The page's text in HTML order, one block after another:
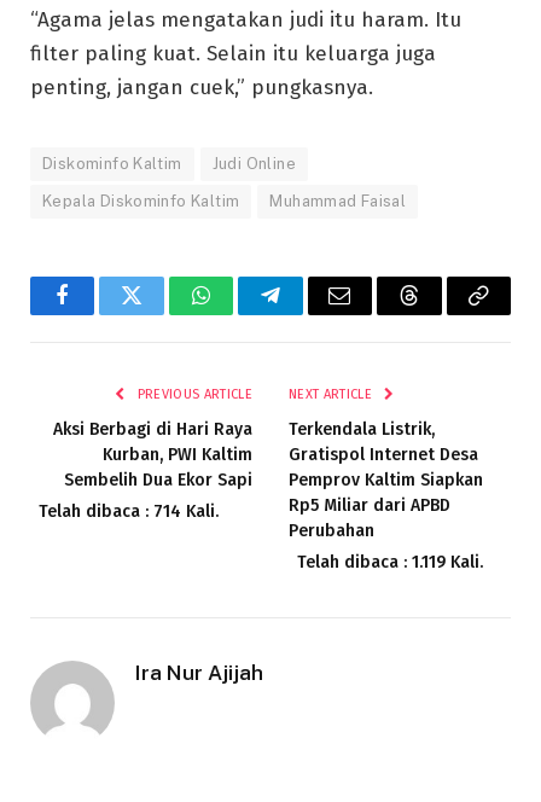
“Agama jelas mengatakan judi itu haram. Itu
filter paling kuat. Selain itu keluarga juga
penting, jangan cuek,” pungkasnya.
Diskominfo Kaltim Judi Online
Kepala Diskominfo Kaltim Muhammad Faisal
FacebookTwitter WhatsAppTelegramEmail ThreadsCopy
PREVIOUS ARTICLE
Aksi Berbagi di Hari Raya
Kurban, PWI Kaltim
Sembelih Dua Ekor Sapi
Telah dibaca : 714 Kali.
NEXT ARTICLE
Terkendala Listrik,
Gratispol Internet Desa
Pemprov Kaltim Siapkan
Rp5 Miliar dari APBD
Perubahan
Telah dibaca : 1.119 Kali.
Ira Nur Ajijah